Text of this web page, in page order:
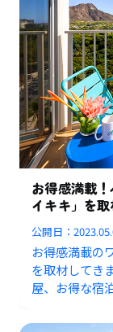
お得感満載
イキキ」を
公開日：
お得感満載の
を取材してき
屋、お得な宿